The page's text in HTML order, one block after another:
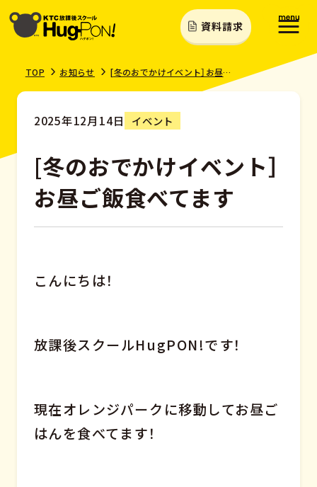
資料請求
TOP お知らせ [冬のおでかけイベント］お昼ご飯食べてます
2025年12月14日 イベント
[冬のおでかけイベント］
お昼ご飯食べてます
こんにちは！
放課後スクールHugPON!です！
現在オレンジパークに移動してお昼ご
はんを食べてます！